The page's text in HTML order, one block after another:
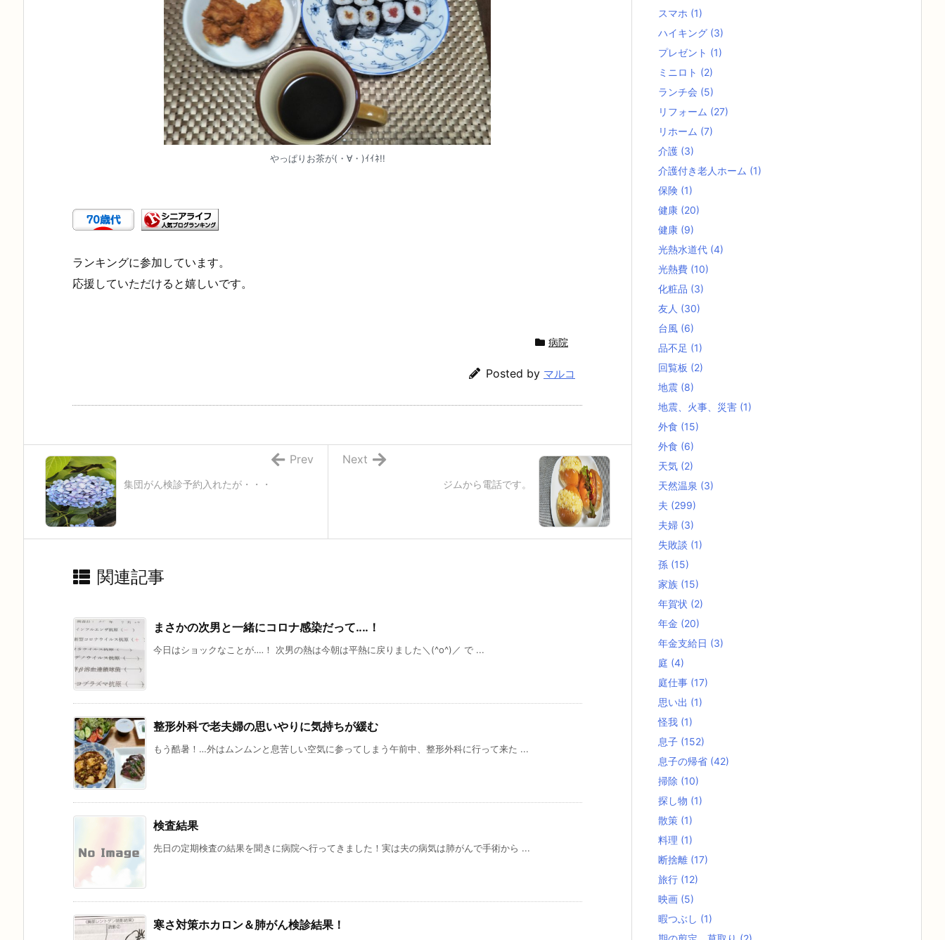
やっぱりお茶が(・∀・)ｲｲﾈ!!
ランキングに参加しています。
応援していただけると嬉しいです。
病院
Posted by マルコ
ジムから電話です。
Next
集団がん検診予約入れたが・・・
Prev
関連記事
まさかの次男と一緒にコロナ感染だって‥‥！
今日はショックなことが‥‥！ 次男の熱は今朝は平熱に戻りました＼(^o^)／ で ...
整形外科で老夫婦の思いやりに気持ちが緩む
もう酷暑！…外はムンムンと息苦しい空気に参ってしまう午前中、整形外科に行って来た ...
検査結果
先日の定期検査の結果を聞きに病院へ行ってきました！実は夫の病気は肺がんで手術から ...
寒さ対策ホカロン＆肺がん検診結果！
スマホ (1)
ハイキング (3)
プレゼント (1)
ミニロト (2)
ランチ会 (5)
リフォーム (27)
リホーム (7)
介護 (3)
介護付き老人ホーム (1)
保険 (1)
健康 (20)
健康 (9)
光熱水道代 (4)
光熱費 (10)
化粧品 (3)
友人 (30)
台風 (6)
品不足 (1)
回覧板 (2)
地震 (8)
地震、火事、災害 (1)
外食 (15)
外食 (6)
天気 (2)
天然温泉 (3)
夫 (299)
夫婦 (3)
失敗談 (1)
孫 (15)
家族 (15)
年賀状 (2)
年金 (20)
年金支給日 (3)
庭 (4)
庭仕事 (17)
思い出 (1)
怪我 (1)
息子 (152)
息子の帰省 (42)
掃除 (10)
探し物 (1)
散策 (1)
料理 (1)
断捨離 (17)
旅行 (12)
映画 (5)
暇つぶし (1)